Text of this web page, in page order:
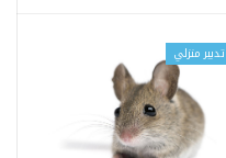
تدبير منزلي